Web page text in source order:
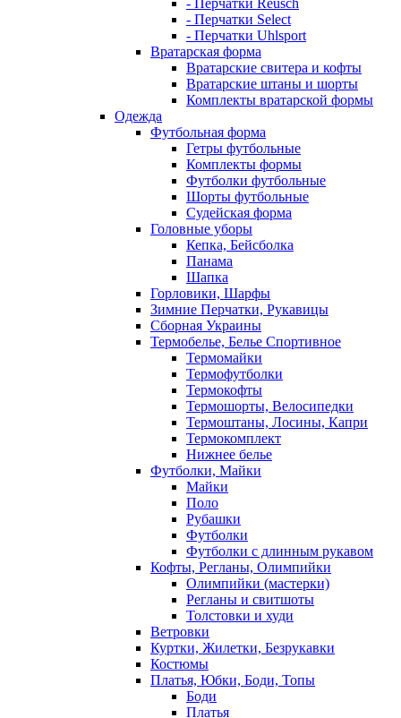
- Перчатки Select
- Перчатки Uhlsport
Вратарская форма
Вратарские свитера и кофты
Вратарские штаны и шорты
Комплекты вратарской формы
Одежда
Футбольная форма
Гетры футбольные
Комплекты формы
Футболки футбольные
Шорты футбольные
Судейская форма
Головные уборы
Кепка, Бейсболка
Панама
Шапка
Горловики, Шарфы
Зимние Перчатки, Рукавицы
Сборная Украины
Термобелье, Белье Спортивное
Термомайки
Термофутболки
Термокофты
Термошорты, Велосипедки
Термоштаны, Лосины, Капри
Термокомплект
Нижнее белье
Футболки, Майки
Майки
Поло
Рубашки
Футболки
Футболки с длинным рукавом
Кофты, Регланы, Олимпийки
Олимпийки (мастерки)
Регланы и свитшоты
Толстовки и худи
Ветровки
Куртки, Жилетки, Безрукавки
Костюмы
Платья, Юбки, Боди, Топы
Боди
Платья